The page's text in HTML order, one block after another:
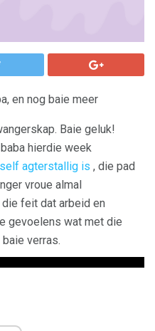
en nog baie meer
Baie geluk!
hierdie week
self agterstallig is , die pad
vroue almal
feit dat arbeid en
gevoelens wat met die
verras.